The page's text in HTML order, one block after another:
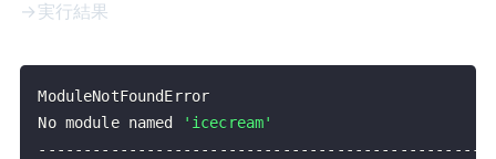
→実行結果
No module named
'icecream'
- - - - - - - - - - - - - - - - - - - - - - - - - - - - - - - - - - - - - - - - - - - - - - - - -